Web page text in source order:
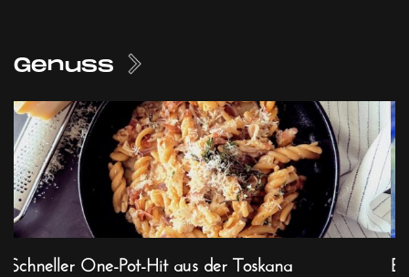
Genuss
Schneller One-Pot-Hit aus der Toskana